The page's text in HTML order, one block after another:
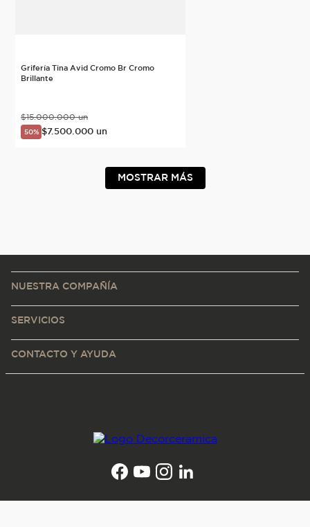
Grifería Tina Avid Cromo Br Cromo
Brillante
$15.000.000 un
50% $7.500.000 un
MOSTRAR MÁS
NUESTRA COMPAÑÍA
SERVICIOS
CONTACTO Y AYUDA